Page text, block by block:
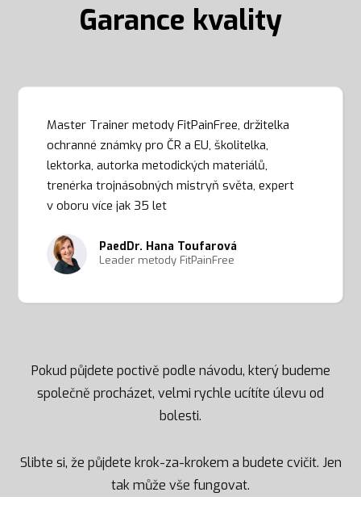
Garance kvality
Master Trainer metody FitPainFree, držitelka
ochranné známky pro ČR a EU, školitelka,
lektorka, autorka metodických materiálů,
trenérka trojnásobných mistryň světa, expert
v oboru více jak 35 let
PaedDr. Hana Toufarová
Leader metody FitPainFree
Pokud půjdete poctivě podle návodu, který budeme
společně procházet, velmi rychle ucítíte úlevu od
bolesti.
Slibte si, že půjdete krok-za-krokem a budete cvičit. Jen
tak může vše fungovat.